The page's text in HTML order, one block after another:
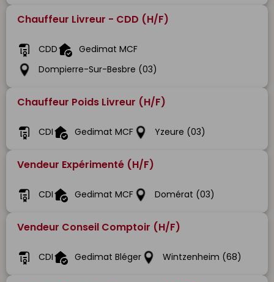
Chauffeur Livreur - CDD (H/F)
CDD
Gedimat MCF
Dompierre-Sur-Besbre (03)
Chauffeur Poids Livreur (H/F)
CDI Gedimat MCF Yzeure (03)
Vendeur Expérimenté (H/F)
CDI Gedimat MCF Domérat (03)
Vendeur Conseil Comptoir (H/F)
CDI Gedimat Bléger Wintzenheim (68)